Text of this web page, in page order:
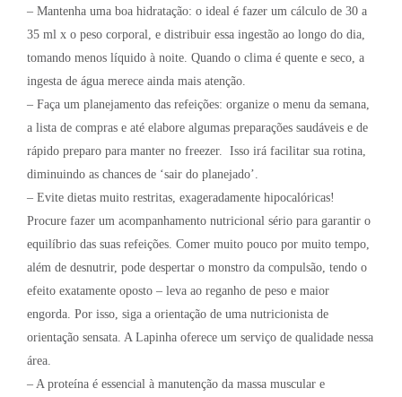
– Mantenha uma boa hidratação: o ideal é fazer um cálculo de 30 a
35 ml x o peso corporal, e distribuir essa ingestão ao longo do dia,
tomando menos líquido à noite. Quando o clima é quente e seco, a
ingesta de água merece ainda mais atenção.
– Faça um planejamento das refeições: organize o menu da semana,
a lista de compras e até elabore algumas preparações saudáveis e de
rápido preparo para manter no freezer. Isso irá facilitar sua rotina,
diminuindo as chances de ‘sair do planejado’.
– Evite dietas muito restritas, exageradamente hipocalóricas!
Procure fazer um acompanhamento nutricional sério para garantir o
equilíbrio das suas refeições. Comer muito pouco por muito tempo,
além de desnutrir, pode despertar o monstro da compulsão, tendo o
efeito exatamente oposto – leva ao reganho de peso e maior
engorda. Por isso, siga a orientação de uma nutricionista de
orientação sensata. A Lapinha oferece um serviço de qualidade nessa
área.
– A proteína é essencial à manutenção da massa muscular e